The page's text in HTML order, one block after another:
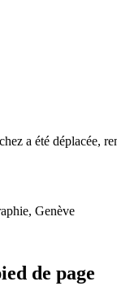
a été déplacée,
Genève
de page